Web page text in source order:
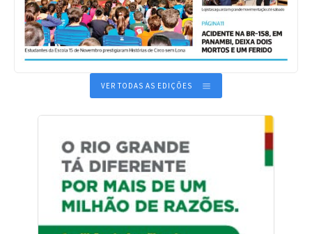
VER TODAS AS EDIÇÕES